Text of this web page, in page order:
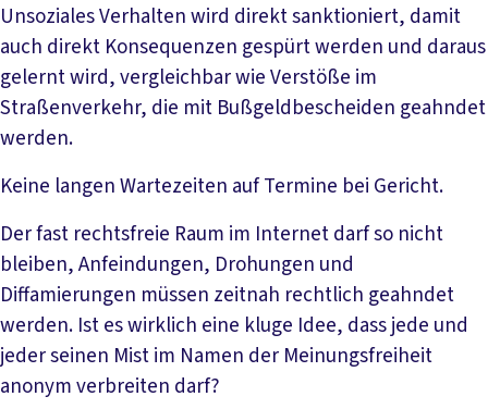
Unsoziales Verhalten wird direkt sanktioniert, damit
auch direkt Konsequenzen gespürt werden und daraus
gelernt wird, vergleichbar wie Verstöße im
Straßenverkehr, die mit Bußgeldbescheiden geahndet
werden.
Keine langen Wartezeiten auf Termine bei Gericht.
Der fast rechtsfreie Raum im Internet darf so nicht
bleiben, Anfeindungen, Drohungen und
Diffamierungen müssen zeitnah rechtlich geahndet
werden. Ist es wirklich eine kluge Idee, dass jede und
jeder seinen Mist im Namen der Meinungsfreiheit
anonym verbreiten darf?